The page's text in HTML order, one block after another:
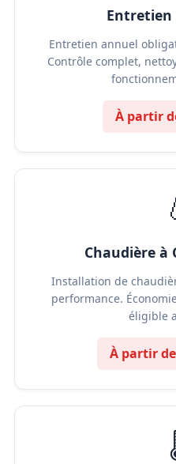
Entretien
Entretien annuel
Contrôle complet,
À partir
Chaudière à
Installation de
performance.
éligible
À partir de